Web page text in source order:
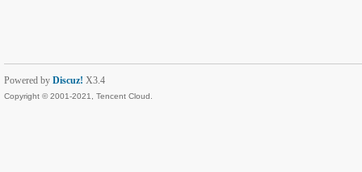
Powered by Discuz! X3.4
Copyright © 2001-2021, Tencent Cloud.